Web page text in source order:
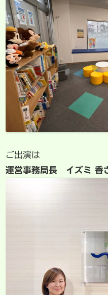
ご出演は
運営事務局長 イズミ 香